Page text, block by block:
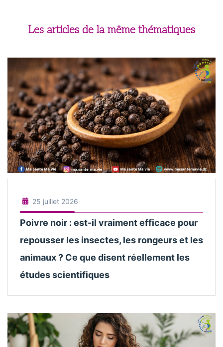
Les articles de la même thématiques
25 juillet 2026
Poivre noir : est-il vraiment efficace pour
repousser les insectes, les rongeurs et les
animaux ? Ce que disent réellement les
études scientifiques